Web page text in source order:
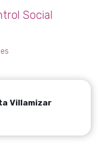
Social
Villamizar